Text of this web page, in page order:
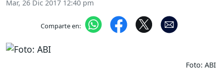
Mar, 26 Dic 2017 12:40 pm
Comparte en:
Foto: ABI